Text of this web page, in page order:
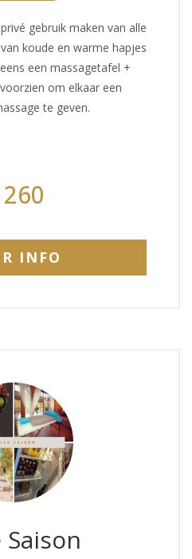
gebruik maken van alle
koude en warme hapjes
een massagetafel +
om elkaar een
te geven.
INFO
Saison